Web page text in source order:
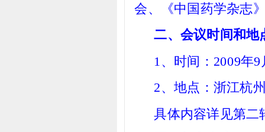
会、《中国药学杂志
二、会议时间和地
1 、时间：2009年9
2、地点：浙江杭
具体内容详见第二